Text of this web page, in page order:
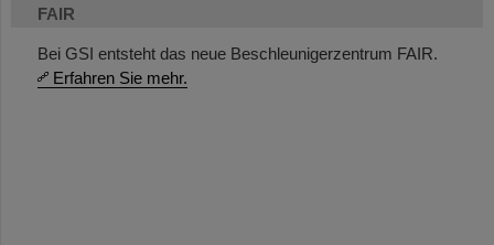
FAIR
Bei GSI entsteht das neue Beschleunigerzentrum FAIR.
Erfahren Sie mehr.